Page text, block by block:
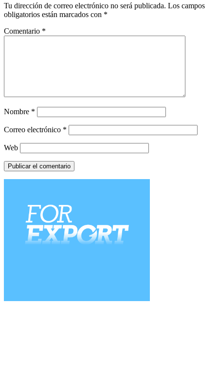
Tu dirección de correo electrónico no será publicada. Los campos
obligatorios están marcados con *
Comentario *
Nombre *
Correo electrónico *
Web